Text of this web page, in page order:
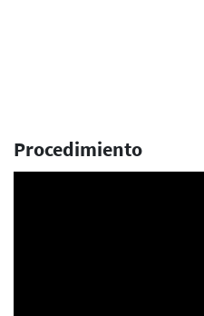
Procedimiento